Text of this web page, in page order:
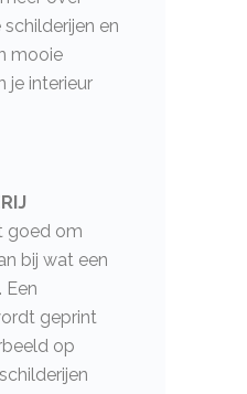
en
mooie
je interieur
goed om
bij wat een
Een
geprint
op